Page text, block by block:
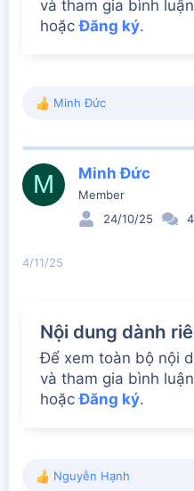
và tham gia bình
hoặcĐăng ký.
R
t
i
o
Minh Đức
M Minh Đức
Member
24/10/25
4
4/11/25
Nội dung dành
Để xem toàn bộ nội
và tham gia bình
hoặcĐăng ký.
R
Nguyễn Hạnh